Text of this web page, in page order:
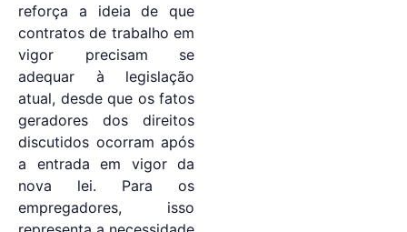
reforça a ideia de que
contratos de trabalho em
vigor precisam se
adequar à legislação
atual, desde que os fatos
geradores dos direitos
discutidos ocorram após
a entrada em vigor da
nova lei. Para os
empregadores, isso